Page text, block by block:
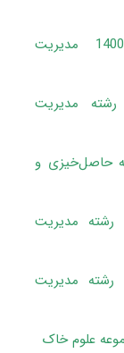
دانلود سؤالات آزمون دکتری 1400 مدیریت
دانلود سؤالات آزمون دکتری 99 رشته مدیریت
آزمون دکتری 98 رشته حاصل‌خیزی و
دانلود سؤالات آزمون دکتری 1397 رشته مدیریت
دانلود سؤالات آزمون دکتری 1396 رشته مدیریت